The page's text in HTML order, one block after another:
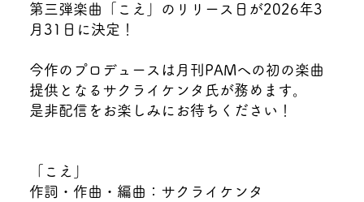
第三弾楽曲「こえ」のリリース日が2026年3
月31日に決定！
今作のプロデュースは月刊PAMへの初の楽曲
提供となるサクライケンタ氏が務めます。
是非配信をお楽しみにお待ちください！
「こえ」
作詞・作曲・編曲：サクライケンタ